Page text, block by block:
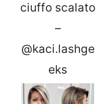
ciuffo scalato
–
@kaci.lashge
eks